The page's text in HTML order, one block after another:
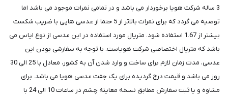
3 ساله شرکت هویا برخوردار می باشد و در تمامی نمرات موجود می باشد اما
توصیه می گردد که برای نمرات بالاتر از 5 حتما از عدسی هایی با ضریب شکست
بیشتر از 1.67 استفاده شود. متریال مورد استفاده در این عدسی از نوع ایاس می
باشد که متریال اختصاصی شرکت هویاست. با توجه به سفارشی بودن این
عدسی، مدت زمان لازم برای ساخت و وارد شدن آن به کشور، معادل با 25 الی 30
روز می باشد و قیمت درج گردیده برای یک جفت عدسی هویا می باشد. برای
مشاوه و یا ثبت سفارش مطابق نسخه معاینه چشم در ساعات 10 الی 24 با